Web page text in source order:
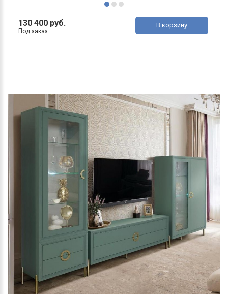
130 400 руб.
Под заказ
В корзину